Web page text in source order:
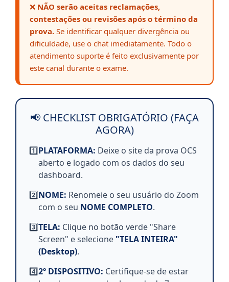
❌ NÃO serão aceitas reclamações,
contestações ou revisões após o término da
prova. Se identificar qualquer divergência ou
dificuldade, use o chat imediatamente. Todo o
atendimento suporte é feito exclusivamente por
este canal durante o exame.
📢 CHECKLIST OBRIGATÓRIO (FAÇA
AGORA)
1️⃣PLATAFORMA: Deixe o site da prova OCS
aberto e logado com os dados do seu
dashboard.
2️⃣NOME: Renomeie o seu usuário do Zoom
com o seu NOME COMPLETO.
3️⃣TELA: Clique no botão verde "Share
Screen" e selecione "TELA INTEIRA"
(Desktop).
4️⃣2º DISPOSITIVO: Certifique-se de estar